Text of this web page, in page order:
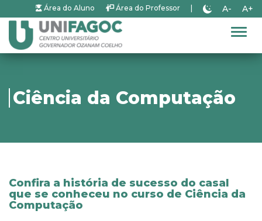
Área do Aluno Área do Professor A- A+
Ciência da Computação
Confira a história de sucesso do casal
que se conheceu no curso de Ciência da
Computação